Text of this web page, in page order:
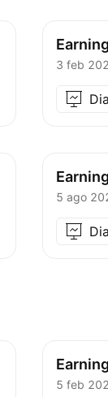
3 feb
5 ago
5 feb